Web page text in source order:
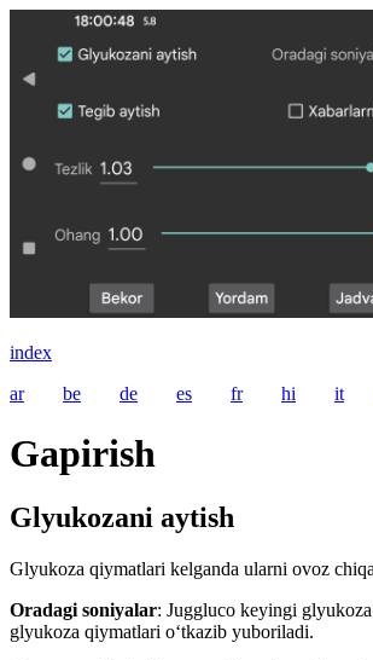
index
ar
be de es fr hi it
Gapirish
Glyukozani aytish
Glyukoza qiymatlari kelganda ularni ovoz
Oradagi soniyalar: Juggluco keyingi
glyukoza qiymatlari o‘tkazib yuboriladi.